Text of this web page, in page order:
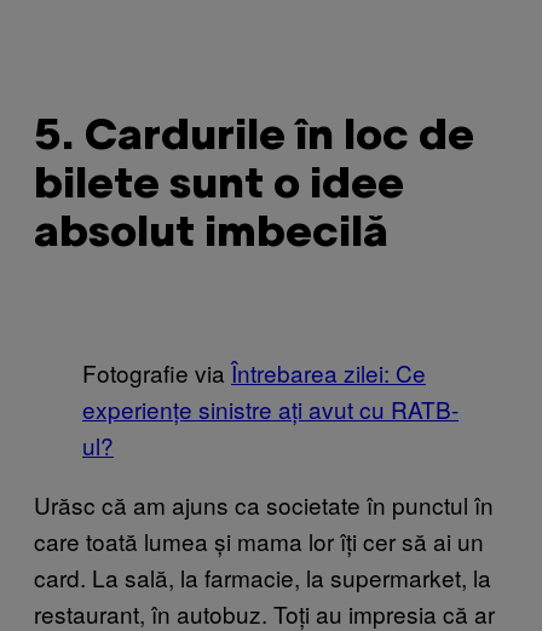
5. Cardurile în loc de
bilete sunt o idee
absolut imbecilă
Fotografie via Întrebarea zilei: Ce
experiențe sinistre ați avut cu RATB-
ul?
Urăsc că am ajuns ca societate în punctul în
care toată lumea și mama lor îți cer să ai un
card. La sală, la farmacie, la supermarket, la
restaurant, în autobuz. Toți au impresia că ar